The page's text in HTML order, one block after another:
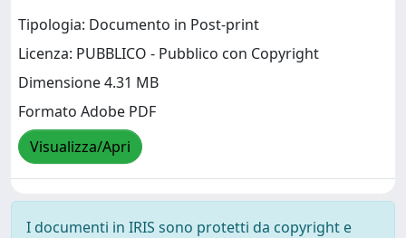
Tipologia: Documento in Post-print
Licenza: PUBBLICO - Pubblico con Copyright
Dimensione 4.31 MB
Formato Adobe PDF
Visualizza/Apri
I documenti in IRIS sono protetti da copyright e